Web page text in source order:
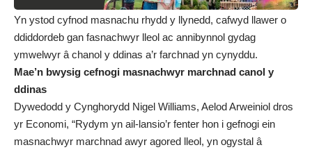
Yn ystod cyfnod masnachu rhydd y llynedd, cafwyd llawer o
ddiddordeb gan fasnachwyr lleol ac annibynnol gydag
ymwelwyr â chanol y ddinas a’r farchnad yn cynyddu.
Mae’n bwysig cefnogi masnachwyr marchnad canol y
ddinas
Dywedodd y Cynghorydd Nigel Williams, Aelod Arweiniol dros
yr Economi, “Rydym yn ail-lansio’r fenter hon i gefnogi ein
masnachwyr marchnad awyr agored lleol, yn ogystal â